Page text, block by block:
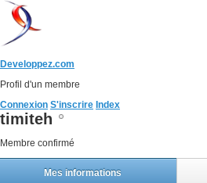
Developpez.com
Profil d'un membre
Connexion S'inscrire Index
timiteh
Membre confirmé
Mes informations